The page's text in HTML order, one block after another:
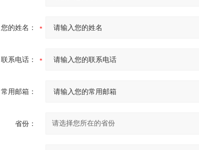
您的姓名：
联系电话：
常用邮箱：
省份：